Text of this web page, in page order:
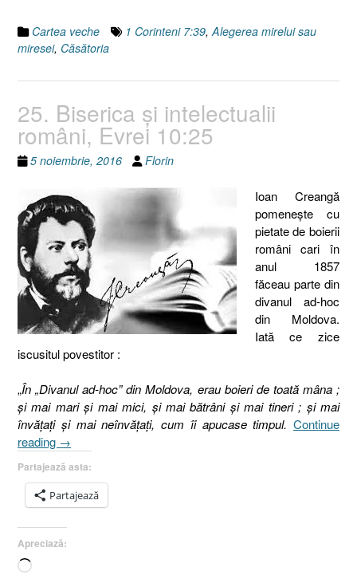
Cartea veche 1 Corinteni 7:39,Alegerea mirelui sau
miresei, Căsătoria
25. Biserica şi intelectualii
români, Evrei 10:25
5 noiembrie, 2016 Florin
Ioan Creangă
pomeneşte cu
pietate de boierii
români cari în
anul 1857
făceau parte din
divanul ad-hoc
din Moldova.
Iată ce zice
iscusitul povestitor :
„În „Divanul ad-hoc” din Moldova, erau boieri de toată mâna ;
şi mai mari şi mai mici, şi mai bătrâni şi mai tineri ; şi mai
învăţaţi şi mai neînvăţaţi, cum îi apucase timpul. Continue
reading „25.
Biserica
şi
intelectualii
români,
Evrei
10:25”
→
Partajează asta:
Partajează
Apreciază:
Încarc...